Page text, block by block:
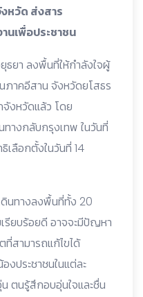
หวัด ส่งสาร
นเพื่อประชาชน
ยา ลงพื้นที่ให้กำลังใจผู้
ภาคอีสาน จังหวัดยโสธร
งหวัดแล้ว โดย
างกลับกรุงเทพ ในวันที่
เลือกตั้งในวันที่ 14
ดินทางลงพื้นที่ทั้ง 20
รียบร้อยดี อาจจะมีปัญหา
ที่สามารถแก้ไขได้
ประชาชนในแต่ละ
ตนรู้สึกอบอุ่นใจและชื่น